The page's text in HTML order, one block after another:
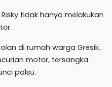
tidak hanya melakukan
di rumah warga Gresik.
motor, tersangka
palsu.